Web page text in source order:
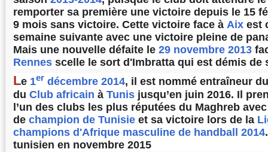
remporter sa première une victoire depuis le 15
9 mois sans victoire. Cette victoire face à Aix est
semaine suivante avec une victoire pleine de
Mais une nouvelle défaite le 29 novembre 2013
Rennes scelle le sort d'Imbratta qui est démis de
Le 1er décembre 2014, il est nommé entraîneur
du Club africain à Tunis jusqu’en juin 2016. Il
l’un des clubs les plus réputées du Maghreb
de champion de Tunisie et sa victoire lors de la
champions d'Afrique masculine de handball 2014
tunisien en novembre 2015